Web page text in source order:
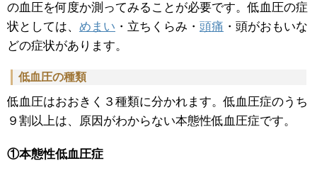
の血圧を何度か測ってみることが必要です。低血圧の症
状としては、 めまい ・立ちくらみ・ 頭痛 ・頭がおもいな
どの症状があります。
低血圧の種類
低血圧はおおきく３種類に分かれます。低血圧症のうち
９割以上は、原因がわからない本態性低血圧症です。
①本態性低血圧症